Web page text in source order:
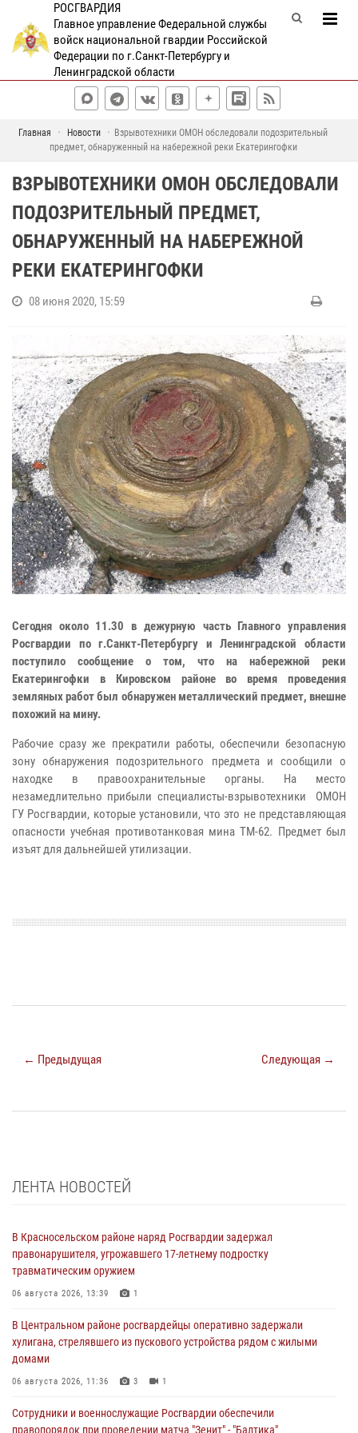
РОСГВАРДИЯ
Главное управление Федеральной службы
войск национальной гвардии Российской
Федерации по г.Санкт-Петербургу и
Ленинградской области
Главная Новости
Взрывотехники ОМОН обследовали подозрительный
предмет, обнаруженный на набережной реки Екатерингофки
ВЗРЫВОТЕХНИКИ ОМОН ОБСЛЕДОВАЛИ
ПОДОЗРИТЕЛЬНЫЙ ПРЕДМЕТ,
ОБНАРУЖЕННЫЙ НА НАБЕРЕЖНОЙ
РЕКИ ЕКАТЕРИНГОФКИ
08 июня 2020, 15:59
Сегодня около 11.30 в дежурную часть Главного управления
Росгвардии по г.Санкт-Петербургу и Ленинградской области
поступило сообщение о том, что на набережной реки
Екатерингофки в Кировском районе во время проведения
земляных работ был обнаружен металлический предмет, внешне
похожий на мину.
Рабочие сразу же прекратили работы, обеспечили безопасную
зону обнаружения подозрительного предмета и сообщили о
находке в правоохранительные органы. На место
незамедлительно прибыли специалисты-взрывотехники ОМОН
ГУ Росгвардии, которые установили, что это не представляющая
опасности учебная противотанковая мина ТМ-62. Предмет был
изъят для дальнейшей утилизации.
← Предыдущая Следующая →
ЛЕНТА НОВОСТЕЙ
В Красносельском районе наряд Росгвардии задержал
правонарушителя, угрожавшего 17-летнему подростку
травматическим оружием
06 августа 2026, 13:39 1
В Центральном районе росгвардейцы оперативно задержали
хулигана, стрелявшего из пускового устройства рядом с жилыми
домами
06 августа 2026, 11:36 3 1
Сотрудники и военнослужащие Росгвардии обеспечили
правопорядок при проведении матча "Зенит" - "Балтика"